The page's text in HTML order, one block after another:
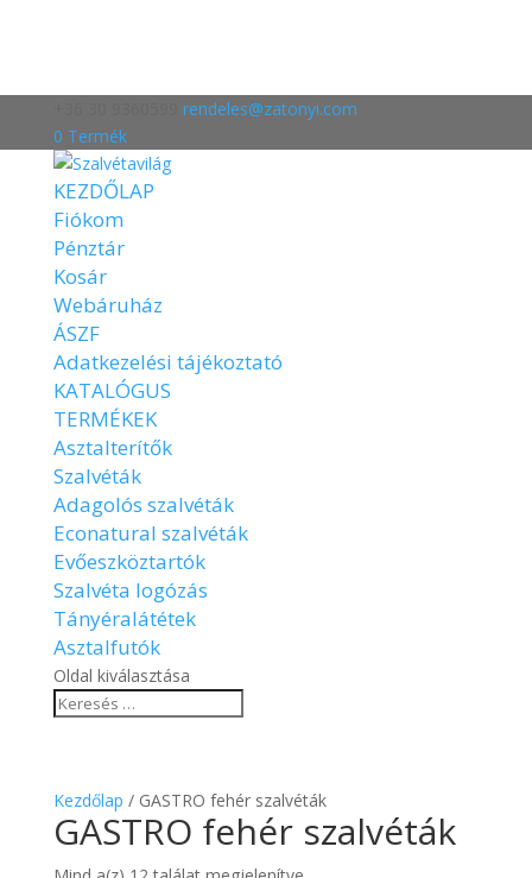
rendeles@zatonyi.com
0 Termék
KEZDŐLAP
Fiókom
Pénztár
Kosár
Webáruház
ÁSZF
Adatkezelési tájékoztató
KATALÓGUS
TERMÉKEK
Asztalterítők
Szalvéták
Adagolós szalvéták
Econatural szalvéták
Evőeszköztartók
Szalvéta logózás
Tányéralátétek
Asztalfutók
Oldal kiválasztása
Kezdőlap / GASTRO fehér szalvéták
GASTRO fehér szalvéták